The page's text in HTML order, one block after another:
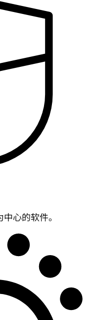
心的软件。